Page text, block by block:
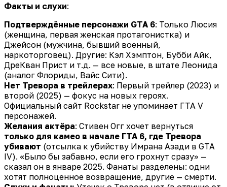
Факты и слухи:
Подтверждённые персонажи GTA 6: Только Люсия
(женщина, первая женская протагонистка) и
Джейсон (мужчина, бывший военный,
наркоторговец). Другие: Кэл Хэмптон, Бубби Айк,
ДреКван Прист и т.д. — все новые, в штате Леонида
(аналог Флориды, Вайс Сити).
Нет Тревора в трейлерах: Первый трейлер (2023) и
второй (2025) — фокус на новых героях.
Официальный сайт Rockstar не упоминает ГТА V
персонажей.
Желания актёра: Стивен Огг хочет вернуться
только для камео в начале ГТА 6, где Тревора
убивают (отсылка к убийству Имрана Азади в GTA
IV). «Было бы забавно, если его грохнут сразу» —
сказал он в январе 2025. Фанаты разделены: одни
хотят полноценное возвращение, другие — смерти.